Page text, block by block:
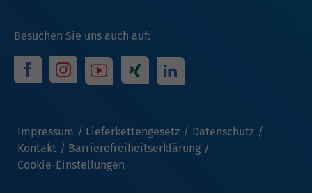
Besuchen Sie uns auch auf:
Impressum Lieferkettengesetz
Datenschutz
Kontakt
Barrierefreiheitserklärung
Cookie-Einstellungen